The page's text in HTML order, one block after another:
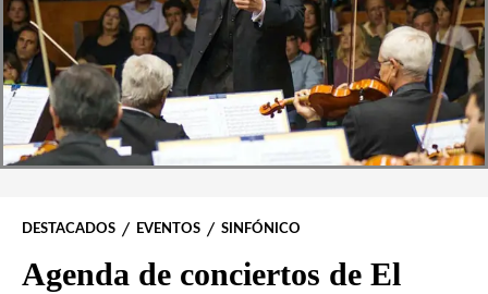
DESTACADOS EVENTOS SINFÓNICO
Agenda de conciertos de El